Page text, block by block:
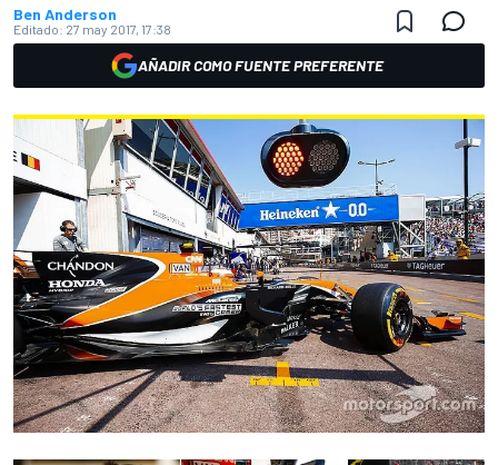
Ben Anderson
Editado: 27 may 2017, 17:38
AÑADIR COMO FUENTE PREFERENTE